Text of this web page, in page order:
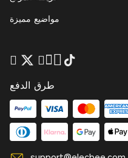
مواضيع مميزة
طرق الدفع